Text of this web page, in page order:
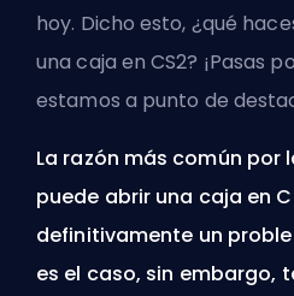
hoy. Dicho esto, ¿qué
una caja en CS2? ¡Pasas
estamos a punto de
La razón más común por
puede abrir una caja en
definitivamente un
es el caso, sin embargo,